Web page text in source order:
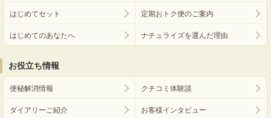
はじめてセット 定期おトク便のご案内
はじめてのあなたへ ナチュライズを選んだ理由
お役立ち情報
便秘解消情報 クチコミ体験談
ダイアリーご紹介 お客様インタビュー